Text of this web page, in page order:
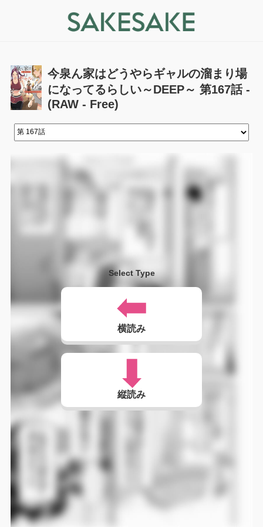
今泉ん家はどうやらギャルの溜まり場
になってるらしい～DEEP～ 第167話 -
(RAW - Free)
Select Type
横読み
縦読み